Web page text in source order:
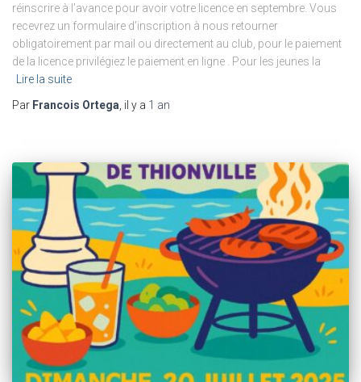
réinscrire à l’avance pour avoir votre licence en septembre. Vous
recevrez un formulaire d’inscription à nous retourner
obligatoirement par mail ou directement au club, pour le paiement
de la licence privilégiez le paiement en ligne . Pour les jeunes la
Lire la suite
Par Francois Ortega , il y a 1 an